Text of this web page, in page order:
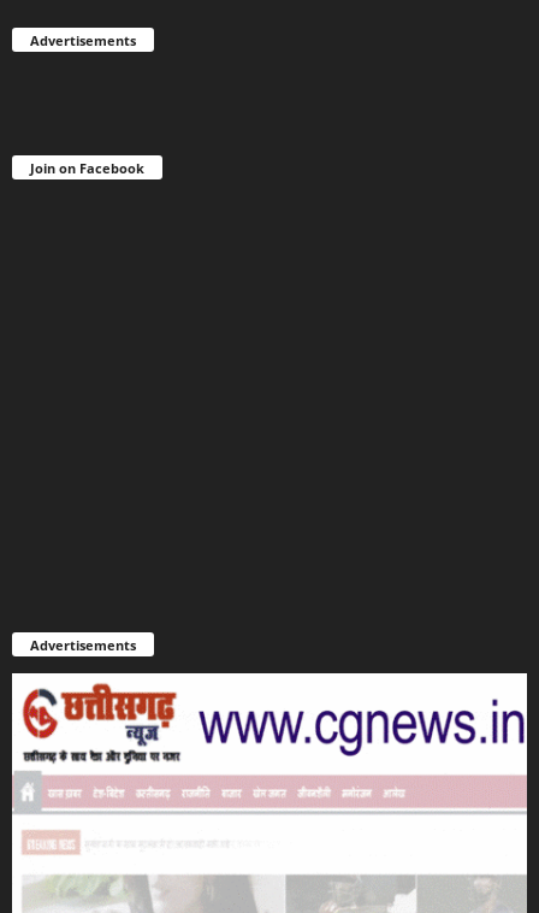
Advertisements
Join on Facebook
Advertisements